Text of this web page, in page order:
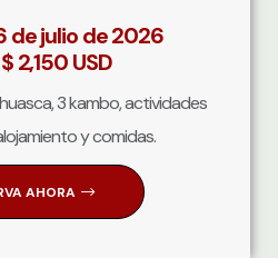
de julio de 2026
2,150 USD
3 kambo, actividades
y comidas.
AHORA